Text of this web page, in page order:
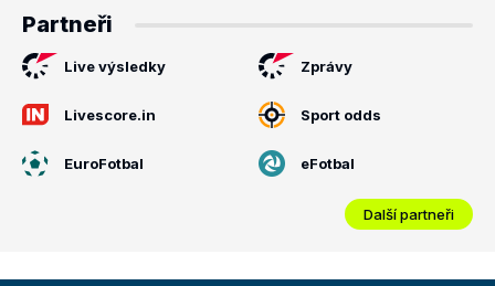
Partneři
Live výsledky Zprávy
Livescore.in Sport odds
EuroFotbal eFotbal
Další partneři